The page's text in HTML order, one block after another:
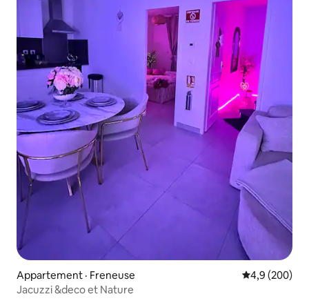
Appartement · Freneuse Note
4,9 (200)
Jacuzzi &deco et Nature